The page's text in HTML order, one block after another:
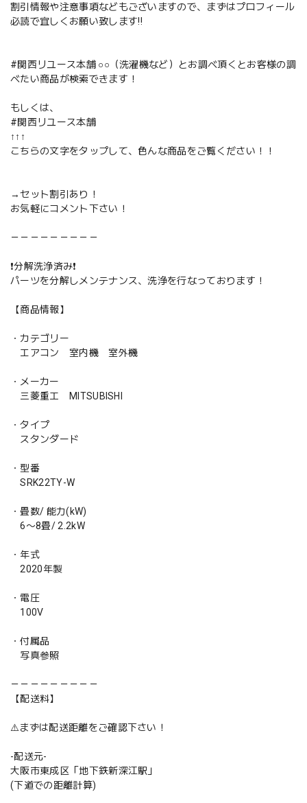
割引情報や注意事項などもございますので、まずはプロフィール
必読で宜しくお願い致します‼️
#関西リユース本舗 ○○（洗濯機など）とお調べ頂くとお客様の調
べたい商品が検索できます！
もしくは、
#関西リユース本舗
↑↑↑
こちらの文字をタップして、色んな商品をご覧ください！！
→セット割引あり！
お気軽にコメント下さい！
－－－－－－－－－
❗️分解洗浄済み❗️
パーツを分解しメンテナンス、洗浄を行なっております！
【商品情報】
・カテゴリー
エアコン 室内機 室外機
・メーカー
三菱重工 MITSUBISHI
・タイプ
スタンダード
・型番
SRK22TY-W
・畳数/ 能力(kW)
6〜8畳/ 2.2kW
・年式
2020年製
・電圧
100V
・付属品
写真参照
－－－－－－－－－
【配送料】
⚠️まずは配送距離をご確認下さい！
-配送元-
大阪市東成区「地下鉄新深江駅」
(下道での距離計算)